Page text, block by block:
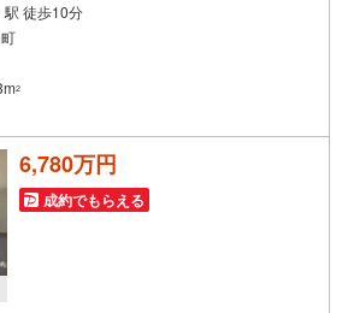
駅 徒歩10分
2
6,780万円
成約でもらえる